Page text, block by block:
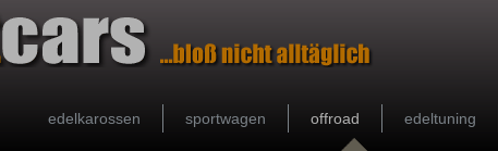
edelkarossen sportwagen offroad edeltuning